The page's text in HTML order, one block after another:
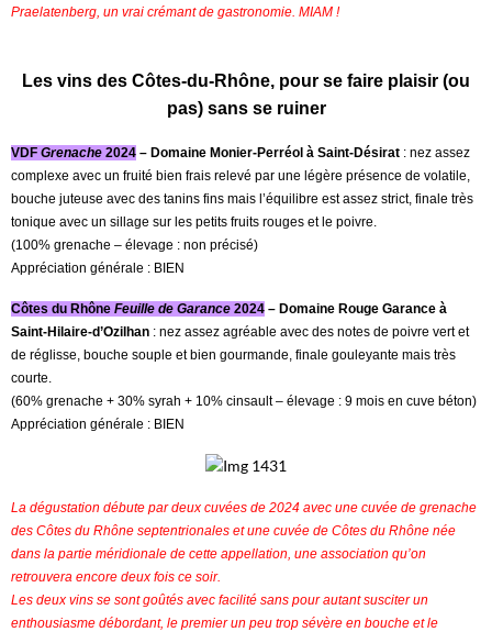
Praelatenberg, un vrai crémant de gastronomie. MIAM !
Les vins des Côtes-du-Rhône, pour se faire plaisir (ou
pas) sans se ruiner
VDF Grenache 2024 – Domaine Monier-Perréol à Saint-Désirat : nez assez
complexe avec un fruité bien frais relevé par une légère présence de volatile,
bouche juteuse avec des tanins fins mais l’équilibre est assez strict, finale très
tonique avec un sillage sur les petits fruits rouges et le poivre.
(100% grenache – élevage : non précisé)
Appréciation générale : BIEN
Côtes du Rhône Feuille de Garance 2024 – Domaine Rouge Garance à
Saint-Hilaire-d’Ozilhan : nez assez agréable avec des notes de poivre vert et
de réglisse, bouche souple et bien gourmande, finale gouleyante mais très
courte.
(60% grenache + 30% syrah + 10% cinsault – élevage : 9 mois en cuve béton)
Appréciation générale : BIEN
La dégustation débute par deux cuvées de 2024 avec une cuvée de grenache
des Côtes du Rhône septentrionales et une cuvée de Côtes du Rhône née
dans la partie méridionale de cette appellation, une association qu’on
retrouvera encore deux fois ce soir.
Les deux vins se sont goûtés avec facilité sans pour autant susciter un
enthousiasme débordant, le premier un peu trop sévère en bouche et le